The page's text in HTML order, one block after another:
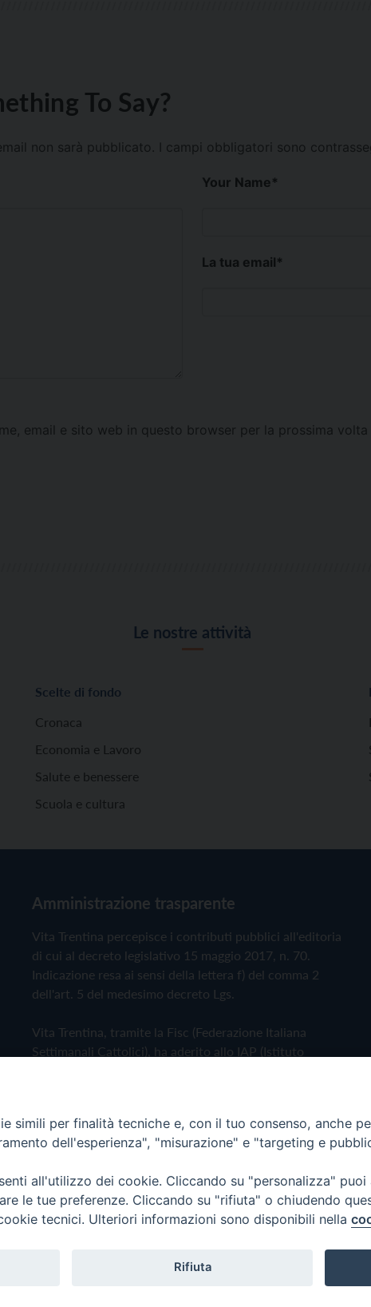
To Say?
non sarà pubblicato. I campi obbligatori sono
Your Name*
La tua email*
email e sito web in questo browser per la prossima volta
Le nostre attività
Scelte di fondo
Cronaca
Economia e Lavoro
Salute e benessere
Scuola e cultura
Amministrazione trasparente
Vita Trentina percepisce i contributi pubblici all'editoria
di cui al decreto legislativo 15 maggio 2017, n. 70.
Indicazione resa ai sensi della lettera f) del comma 2
dell'art. 5 del medesimo decreto Lgs.
Vita Trentina, tramite la Fisc (Federazione Italiana
Settimanali Cattolici), ha aderito allo IAP (Istituto
Privacy Policy Cookie Policy
Trentina Editrice
simili per finalità tecniche e, con il tuo consenso, anche
dell'esperienza", "misurazione" e "targeting e
all'utilizzo dei cookie. Cliccando su "personalizza"
le tue preferenze. Cliccando su "rifiuta" o chiudendo
tecnici. Ulteriori informazioni sono disponibili nella
Rifiuta